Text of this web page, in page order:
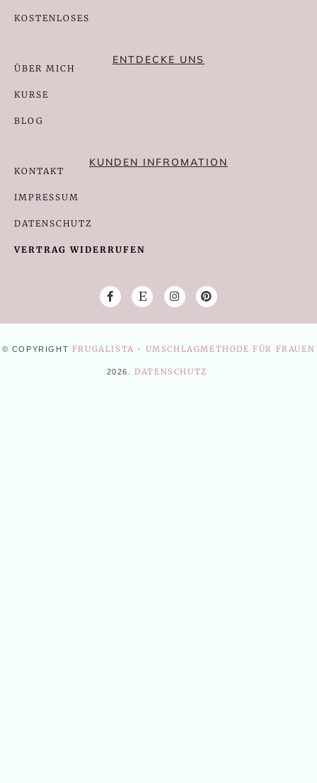
KOSTENLOSES
ENTDECKE UNS
ÜBER MICH
KURSE
BLOG
KUNDEN INFROMATION
KONTAKT
IMPRESSUM
DATENSCHUTZ
VERTRAG WIDERRUFEN
© COPYRIGHT FRUGALISTA • UMSCHLAGMETHODE FÜR FRAUEN
2026 .DATENSCHUTZ